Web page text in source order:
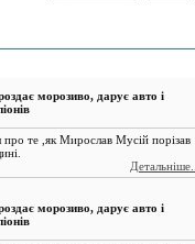
морозиво, дарує авто і
те ,як Мирослав Мусій порізав
Детальніше...
морозиво, дарує авто і